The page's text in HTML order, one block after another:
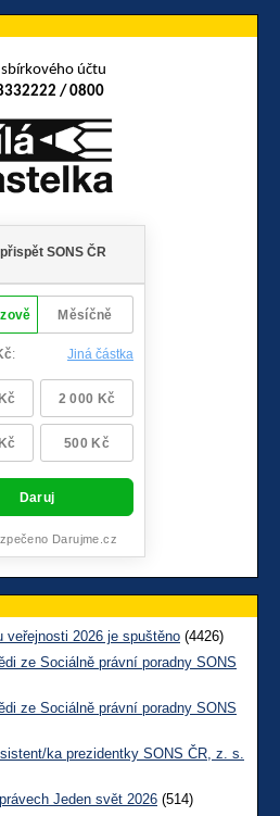
sbírkového účtu
/ 0800
veřejnosti 2026 je spuštěno (4426)
ze Sociálně právní poradny SONS
ze Sociálně právní poradny SONS
ka prezidentky SONS ČR, z. s.
Jeden svět 2026 (514)